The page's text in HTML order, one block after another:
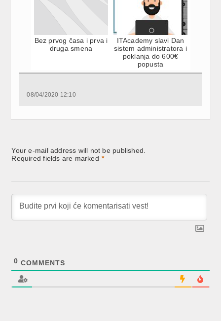
Bez prvog časa i prva i
druga smena
ITAcademy slavi Dan
sistem administratora i
poklanja do 600€
popusta
08/04/2020 12:10
Your e-mail address will not be published.
Required fields are marked *
0 COMMENTS